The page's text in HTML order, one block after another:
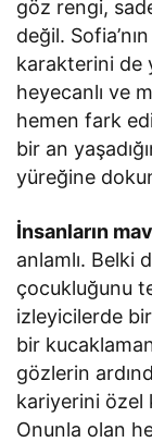
göz rengi,
değil.
karakterini de
heyecanlı ve
hemen fark
bir an
yüreğine
İnsanların
anlamlı. Belki
çocukluğunu
izleyicilerde
bir
gözlerin
kariyerini özel
Onunla olan